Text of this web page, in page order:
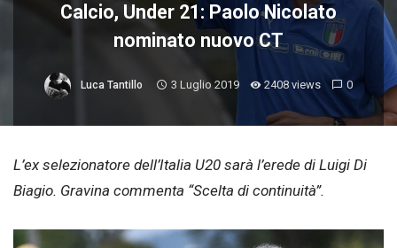
Calcio, Under 21: Paolo Nicolato
nominato nuovo CT
Luca Tantillo 3 Luglio 2019 2408 views 0
L’ex selezionatore dell’Italia U20 sarà l’erede di Luigi Di
Biagio. Gravina commenta “Scelta di continuità”.